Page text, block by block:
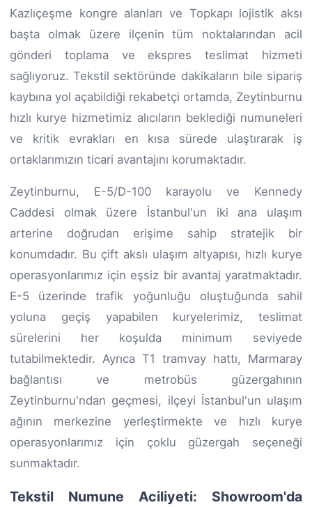
Kazlıçeşme kongre alanları ve Topkapı lojistik aksı
başta olmak üzere ilçenin tüm noktalarından acil
gönderi toplama ve ekspres teslimat hizmeti
sağlıyoruz. Tekstil sektöründe dakikaların bile sipariş
kaybına yol açabildiği rekabetçi ortamda, Zeytinburnu
hızlı kurye hizmetimiz alıcıların beklediği numuneleri
ve kritik evrakları en kısa sürede ulaştırarak iş
ortaklarımızın ticari avantajını korumaktadır.
Zeytinburnu, E-5/D-100 karayolu ve Kennedy
Caddesi olmak üzere İstanbul'un iki ana ulaşım
arterine doğrudan erişime sahip stratejik bir
konumdadır. Bu çift akslı ulaşım altyapısı, hızlı kurye
operasyonlarımız için eşsiz bir avantaj yaratmaktadır.
E-5 üzerinde trafik yoğunluğu oluştuğunda sahil
yoluna geçiş yapabilen kuryelerimiz, teslimat
sürelerini her koşulda minimum seviyede
tutabilmektedir. Ayrıca T1 tramvay hattı, Marmaray
bağlantısı ve metrobüs güzergahının
Zeytinburnu'ndan geçmesi, ilçeyi İstanbul'un ulaşım
ağının merkezine yerleştirmekte ve hızlı kurye
operasyonlarımız için çoklu güzergah seçeneği
sunmaktadır.
Tekstil Numune Aciliyeti: Showroom'da